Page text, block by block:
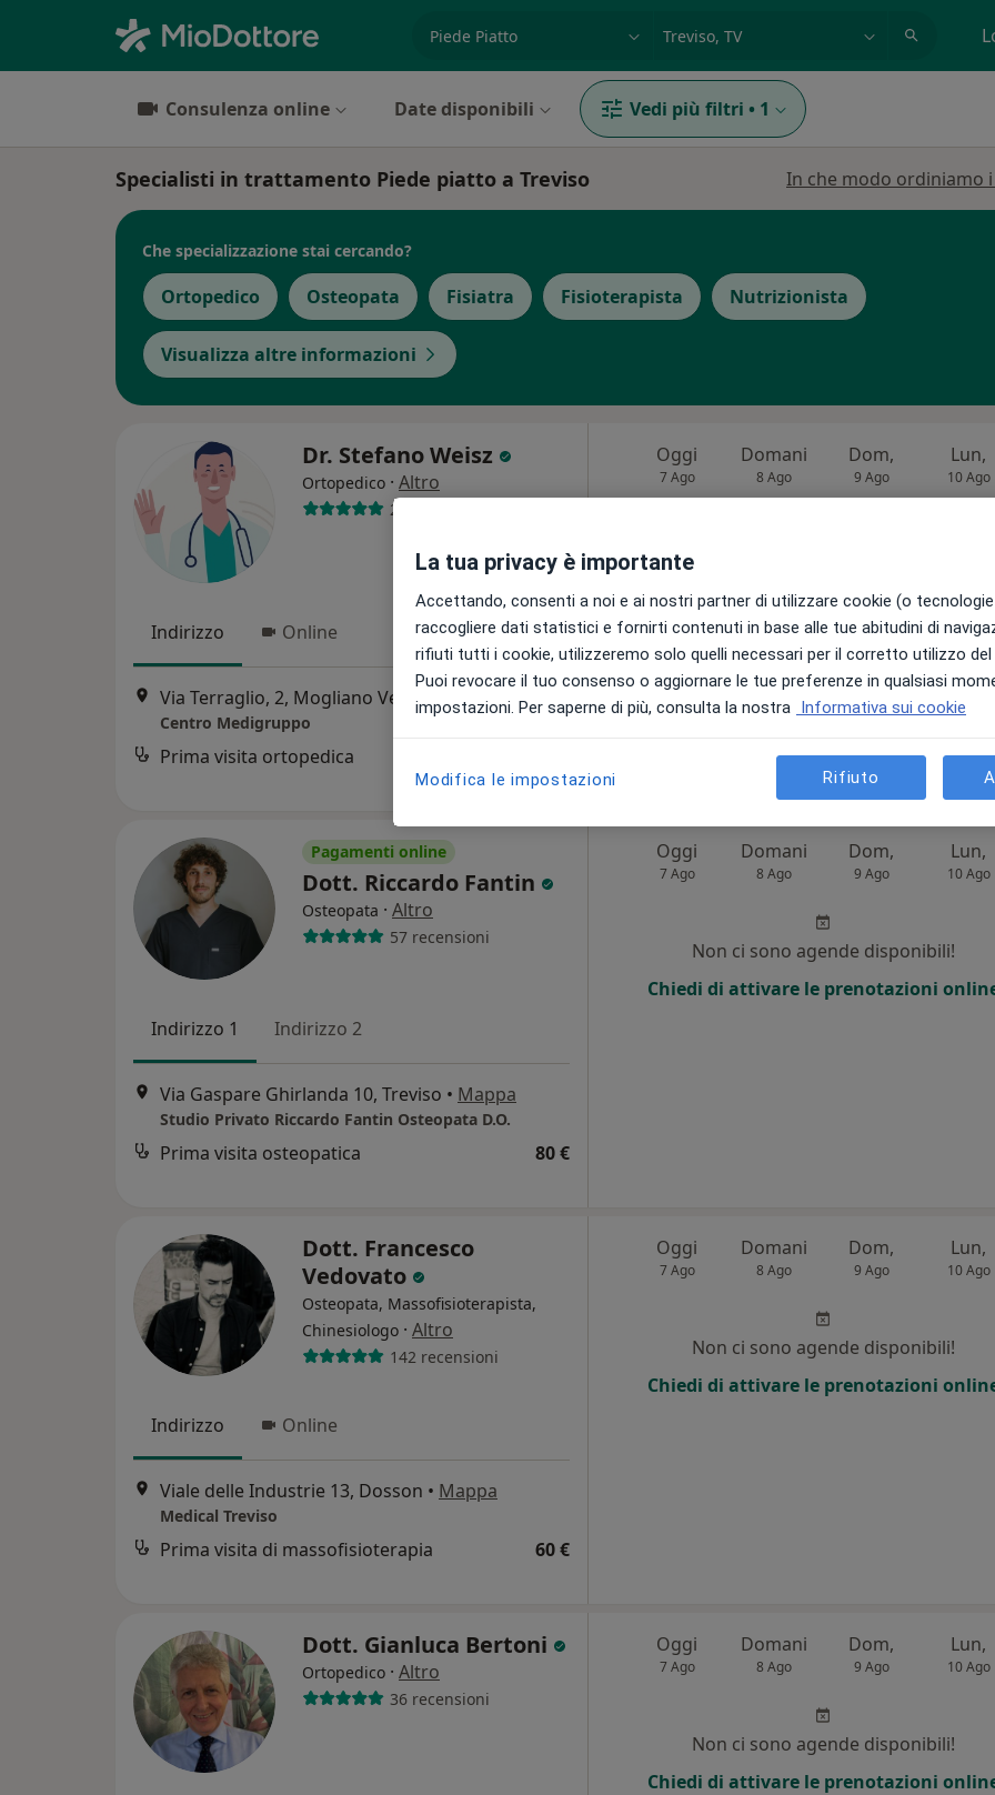
Consulenza online Date disponibili Vedi più filtri • 1
Specialisti in trattamento Piede piatto a Treviso In che modo ordiniamo
Che specializzazione stai cercando?
Ortopedico Osteopata Fisiatra Fisioterapista Nutrizionista
Visualizza altre informazioni
Dr. Stefano Weisz
Ortopedico · Altro
2 recensioni
Indirizzo Online
Via Terraglio, 2, Mogliano Veneto Mappa
Centro Medigruppo
Prima visita ortopedica
Oggi
7 Ago
Domani
8 Ago
Dom,
9 Ago
Lun,
10 Ago
Non ci sono agende disponibili!
Chiedi di attivare le prenotazioni online
Pagamenti online
Dott. Riccardo Fantin
Osteopata · Altro
57 recensioni
Indirizzo 1 Indirizzo 2
Via Gaspare Ghirlanda 10, Treviso • Mappa
Studio Privato Riccardo Fantin Osteopata D.O.
Prima visita osteopatica 80 €
Oggi
7 Ago
Domani
8 Ago
Dom,
9 Ago
Lun,
10 Ago
Non ci sono agende disponibili!
Chiedi di attivare le prenotazioni
Dott. Francesco
Vedovato
Osteopata, Massofisioterapista,
Chinesiologo · Altro
142 recensioni
Indirizzo Online
Viale delle Industrie 13, Dosson • Mappa
Medical Treviso
Prima visita di massofisioterapia 60 €
Oggi
7 Ago
Domani
8 Ago
Dom,
9 Ago
Lun,
10 Ago
Non ci sono agende disponibili!
Chiedi di attivare le prenotazioni
Dott. Gianluca Bertoni
Ortopedico · Altro
36 recensioni
Oggi
7 Ago
Domani
8 Ago
Dom,
9 Ago
Lun,
10 Ago
Non ci sono agende disponibili!
Chiedi di attivare le prenotazioni
La tua privacy è importante
Accettando, consenti a noi e ai nostri partner di utilizzare cookie (o
raccogliere dati statistici e fornirti contenuti in base alle tue abitudini di
rifiuti tutti i cookie, utilizzeremo solo quelli necessari per il corretto utilizzo
Puoi revocare il tuo consenso o aggiornare le tue preferenze in qualsiasi
impostazioni. Per saperne di più, consulta la nostra Informativa sui cookie
Modifica le impostazioni Rifiuto